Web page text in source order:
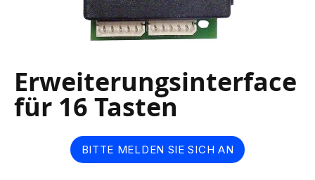
to
the
beginning
of
Erweiterungsinterface
für 16 Tasten
BITTE MELDEN SIE SICH AN